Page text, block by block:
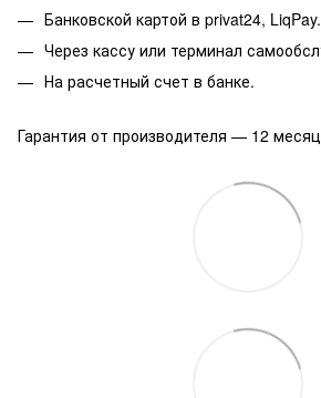
Банковской картой в privat24, LiqPay.
Через кассу или терминал
На расчетный счет в банке.
Гарантия от производителя — 12